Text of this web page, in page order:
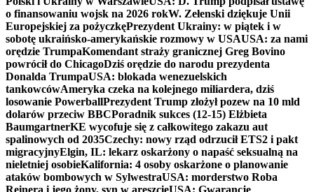
o finansowaniu wojsk na 2026 rokW. Zełenski dziękuje Unii
Europejskiej za pożyczkęPrezydent Ukrainy: w piątek i w
sobotę ukraińsko-amerykańskie rozmowy w USAUSA: za nami
orędzie TrumpaKomendant straży granicznej Greg Bovino
powrócił do ChicagoDziś orędzie do narodu prezydenta
Donalda TrumpaUSA: blokada wenezuelskich
tankowcówAmeryka czeka na kolejnego miliardera, dziś
losowanie PowerballPrezydent Trump złożył pozew na 10 mld
dolarów przeciw BBCPoradnik sukces (12-15) Elżbieta
BaumgartnerKE wycofuje się z całkowitego zakazu aut
spalinowych od 2035Czechy: nowy rząd odrzucił ETS2 i pakt
migracyjnyElgin, IL: lekarz oskarżony o napaść seksualną na
nieletniej osobieKalifornia: 4 osoby oskarżone o planowanie
ataków bombowych w SylwestraUSA: morderstwo Roba
Reinera i jego żony, syn w areszcieUSA: Gwarancje